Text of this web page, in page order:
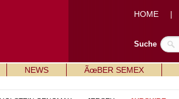
HOME
Suche
NEWS ÃœBER SEMEX